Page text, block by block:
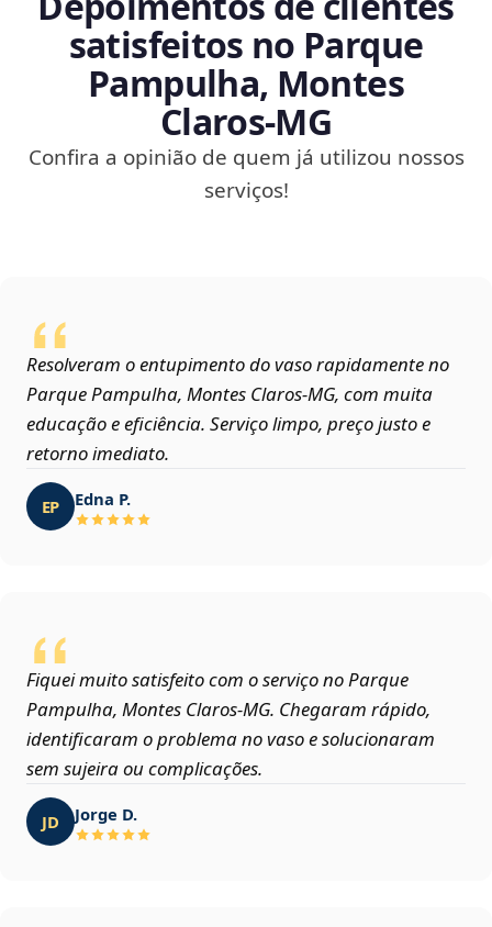
satisfeitos no Parque
Pampulha, Montes
Claros‑MG
Confira a opinião de quem já utilizou nossos
serviços!
Resolveram o entupimento do vaso rapidamente no
Parque Pampulha, Montes Claros‑MG, com muita
educação e eficiência. Serviço limpo, preço justo e
retorno imediato.
EP Edna P.
Fiquei muito satisfeito com o serviço no Parque
Pampulha, Montes Claros‑MG. Chegaram rápido,
identificaram o problema no vaso e solucionaram
sem sujeira ou complicações.
JD Jorge D.